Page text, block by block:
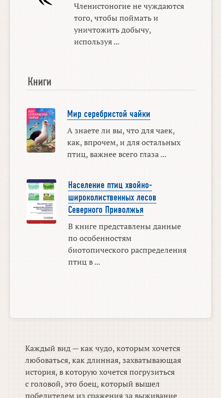
Членистоногие не чуждаются
того, чтобы поймать и
уничтожить добычу,
используя ...
Книги
Мир серебристой чайки
А знаете ли вы, что для чаек,
как, впрочем, и для остальных
птиц, важнее всего глаза ...
Население птиц хвойно-
широколиственных лесов
Северного Приволжья
В книге представлены данные
по особенностям
биотопического распределения
птиц в ...
Каждый вид — как чудо, которым хочется
любоваться, как длинная, захватывающая
история, в которую хочется погрузиться
с головой, это боец, который вышел
победителем из сражения за выживание